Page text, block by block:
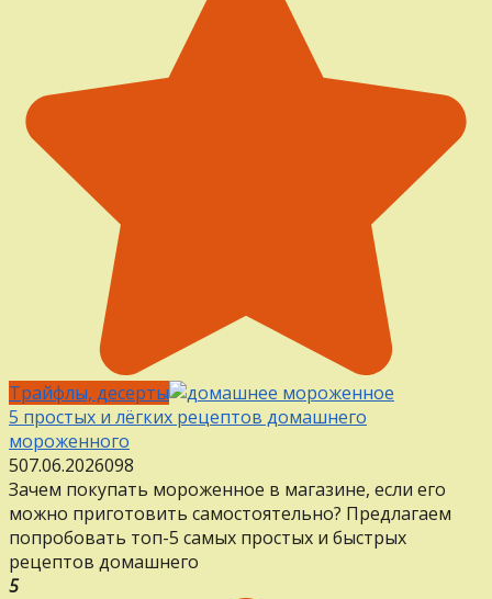
Трайфлы, десерты
5 простых и лёгких рецептов домашнего
мороженного
507.06.2026098
Зачем покупать мороженное в магазине, если его
можно приготовить самостоятельно? Предлагаем
попробовать топ-5 самых простых и быстрых
рецептов домашнего
5